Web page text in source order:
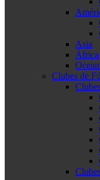
Asia
África
Clubes de